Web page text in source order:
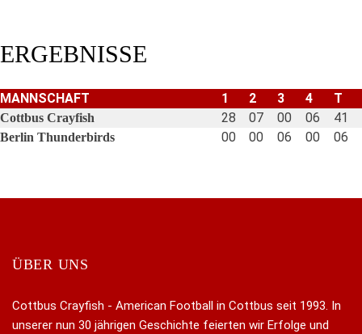
ERGEBNISSE
MANNSCHAFT 1 2 3 4 T
Cottbus Crayfish 28 07 00 06 41
Berlin Thunderbirds 00 00 06 00 06
ÜBER UNS
Cottbus Crayfish - American Football in Cottbus seit 1993. In
unserer nun 30 jährigen Geschichte feierten wir Erfolge und